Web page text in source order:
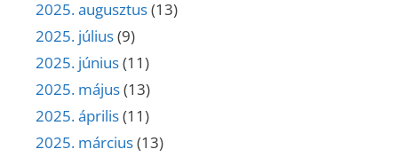
2025. augusztus(13)
2025. július(9)
2025. június(11)
2025. május(13)
2025. április(11)
2025. március(13)